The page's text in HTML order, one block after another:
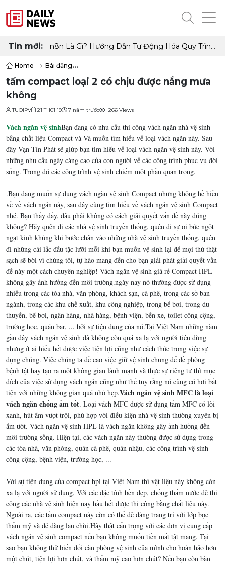
Tin mới:
n8n Là Gì? Hướng Dẫn Tự Động Hóa Quy Trình
Home
Bài đăng
tấm compact loại 2 có chịu được nắng mưa không
tấm compact loại 2 có chịu được nắng mưa
không
TUOIPV 21 TH01 19 7 năm trước 266 Views
Vách ngăn vệ sinhBạn đang có nhu cầu thi công vách ngăn nhà vệ sinh
bằng chất liệu Compact và Và muốn tìm hiểu về loại vách ngăn này. Sau
đây Vạn Tín Phát sẽ giúp bạn tìm hiểu về loại vách ngăn vệ sinh này. Với
những nhu cầu ngày càng cao của con người về các công trình phục vụ đời
sống. Trong đó các công trình vệ sinh chiếm một phần quan trọng.
.Bạn đang muốn sự dụng vách ngăn vệ sinh Compact nhưng không hề hiều
về về vách ngăn này, sau đây cùng tìm hiểu về vách ngăn vệ sinh Compact
nhé. Bạn thấy đấy, đâu phải không có cách giải quyết vấn đề này đúng
không? Hãy quên đi các nhà vệ sinh truyền thống, quên đi sự oi bức ngột
ngạt kinh khủng khi bước chân vào những nhà vệ sinh truyền thống, quên
đi những cái lắc đầu tặc lưỡi mỗi khi bạn muốn vệ sinh lại để mọi thứ thật
sạch sẽ bời vì chúng tôi, tự hào mang đến cho bạn giải phát giải quyết vấn
đề này một cách chuyên nghiệp! Vách ngăn vệ sinh giá rẻ Compact HPL
không gây ảnh hưởng đến môi trường.ngày nay nó thường được sử dụng
nhiều trong các tòa nhà, văn phòng, khách sạn, cà phê, trong các sở ban
ngành, trong các khu chế xuất, khu công nghiệp, trong bể bơi, trong du
thuyền, bể bơi, ngân hàng, nhà hàng, bệnh viện, bến xe, toilet công cộng,
trường học, quán bar, ... bởi sự tiện dụng của nó.Tại Việt Nam những năm
gần đây vách ngăn vệ sinh đã không còn quá xa lạ với người tiêu dùng
nhưng ít ai hiểu hết được việc tiện lợi cũng như cách thức trong việc sự
dụng chúng. Việc chúng ta đề cao việc giữ vệ sinh chung để đề phòng
bệnh tật hay tạo ra một không gian lành mạnh và thực sự riêng tư thì mục
đích của việc sử dụng vách ngăn cũng như thế tuy rằng nó cũng có hơi bất
tiện với những không gian quá nhỏ hẹp.Vách ngăn vệ sinh MFC là loại
vách ngăn chống ẩm tốt. Loại vách MFC được sử dụng tấm MFC có lõi
xanh, hút ẩm vượt trội, phù hợp với điều kiện nhà vệ sinh thường xuyên bị
ẩm ướt. Vách ngăn vệ sinh HPL là vách ngăn không gây ảnh hưởng đến
môi trường sống. Hiện tại, các vách ngăn này thường được sử dụng trong
các tòa nhà, văn phòng, quán cà phê, quán nhậu, các công trình vệ sinh
công cộng, bệnh viện, trường học, ...
Với sự tiện dụng của compact hpl tại Việt Nam thì vật liệu này không còn
xa lạ với người sử dụng, Với các đặc tính bền đẹp, chống thấm nước dễ thi
công các nhà vệ sinh hiện nay hầu hết được thi công bằng chất liệu này.
Ngoài ra, các tấm compact này còn có thể dễ dàng trang trí với lớp bọc
thẩm mỹ và dễ dàng lau chùi.Hãy thật cẩn trọng với các đơn vị cung cấp
vách ngăn vệ sinh compact nếu bạn không muốn tiền mất tật mang. Tại
sao bạn không thử biến đổi căn phòng vệ sinh của mình cho hoàn hảo hơn
một chút, tiện lợi hơn chút, và thẩm mỹ cao hơn chút? Nếu bạn còn băn